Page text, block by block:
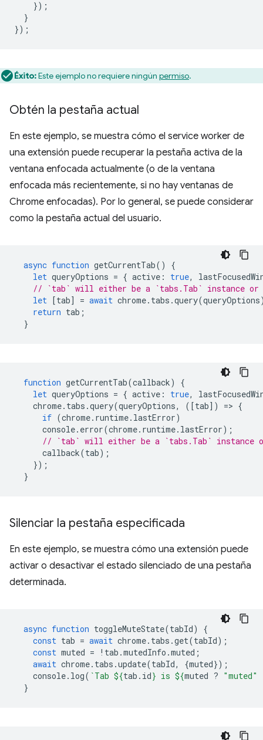
});
}
});
Éxito:Este ejemplo no requiere ningún permiso.
Obtén la pestaña actual
En este ejemplo, se muestra cómo el service worker de
una extensión puede recuperar la pestaña activa de la
ventana enfocada actualmente (o de la ventana
enfocada más recientemente, si no hay ventanas de
Chrome enfocadas). Por lo general, se puede considerar
como la pestaña actual del usuario.
async function getCurrentTab()
{
let queryOptions = { active : true,
// `tab` will either be a `tabs.Tab` instance or
let [tab] = await chrome. tabs .query(queryOptions
return tab ;
}
function getCurrentTab(callback)
{
let queryOptions = { active : true,
chrome. tabs .query(queryOptions, ([tab]) => {
if (chrome. runtime. lastError)
console. error(chrome. runtime. lastError);
// `tab` will either be a `tabs.Tab` instance
callback(tab);
});
}
Silenciar la pestaña especificada
En este ejemplo, se muestra cómo una extensión puede
activar o desactivar el estado silenciado de una pestaña
determinada.
async function toggleMuteState(tabId)
{
const tab = await chrome. tabs .get(tabId);
const muted = ! tab .mutedInfo .muted ;
await chrome. tabs .update(tabId, {muted});
console. log( `Tab ${tab . id} is ${muted ? "muted"
}